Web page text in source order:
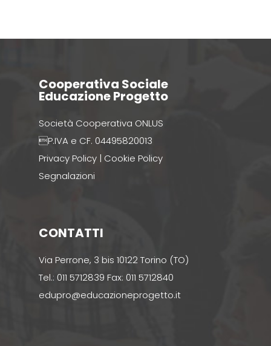
Cooperativa Sociale
Educazione Progetto
Società Cooperativa ONLUS
P.IVA e CF. 04495820013
Privacy Policy | Cookie Policy
Segnalazioni
CONTATTI
Via Perrone, 3 bis 10122 Torino (TO)
Tel.: 011 5712839 Fax: 011 5712840
edupro@educazioneprogetto.it